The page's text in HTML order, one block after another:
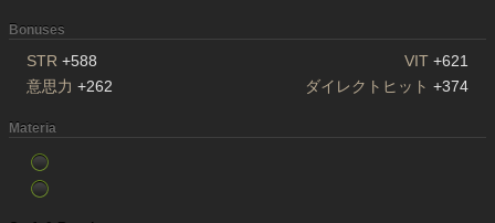
Bonuses
STR +588 VIT +621
意思力 +262 ダイレクトヒット +374
Materia